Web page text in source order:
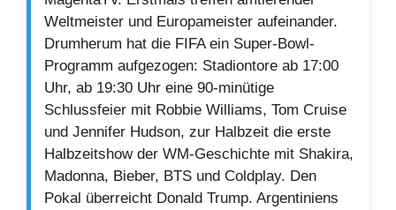
Weltmeister und Europameister aufeinander.
Drumherum hat die FIFA ein Super-Bowl-
Programm aufgezogen: Stadiontore ab 17:00
Uhr, ab 19:30 Uhr eine 90-minütige
Schlussfeier mit Robbie Williams, Tom Cruise
und Jennifer Hudson, zur Halbzeit die erste
Halbzeitshow der WM-Geschichte mit Shakira,
Madonna, Bieber, BTS und Coldplay. Den
Pokal überreicht Donald Trump. Argentiniens